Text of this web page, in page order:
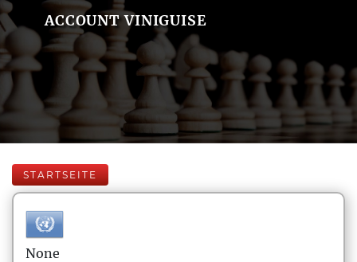
ACCOUNT VINIGUISE
STARTSEITE
None